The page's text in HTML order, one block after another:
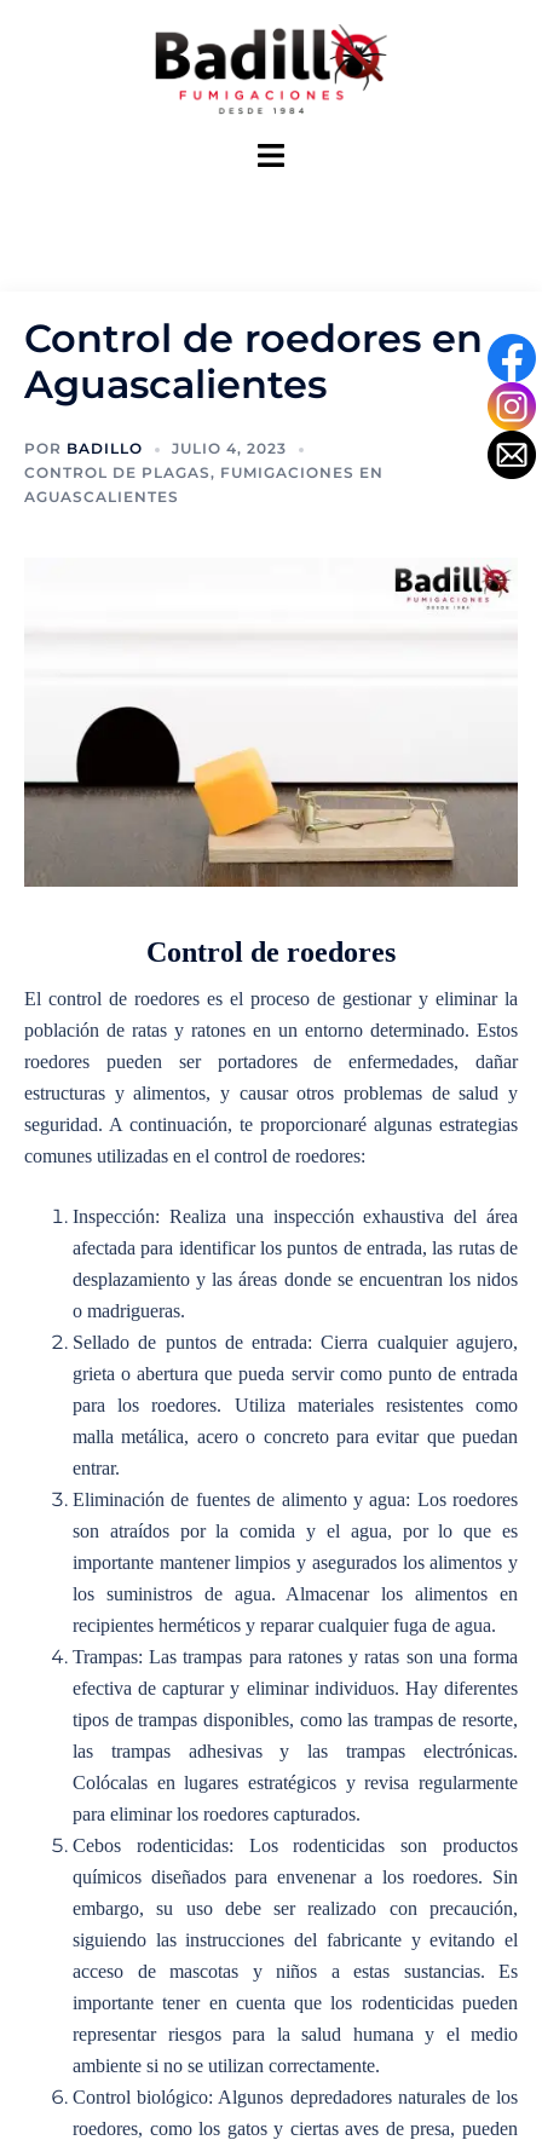
Alternar
Control de roedores en
Aguascalientes
POR BADILLO
JULIO 4, 2023
CONTROL DE PLAGAS, FUMIGACIONES EN
AGUASCALIENTES
Control de roedores
El control de roedores es el proceso de gestionar y eliminar la
población de ratas y ratones en un entorno determinado. Estos
roedores pueden ser portadores de enfermedades, dañar
estructuras y alimentos, y causar otros problemas de salud y
seguridad. A continuación, te proporcionaré algunas estrategias
comunes utilizadas en el control de roedores:
Inspección: Realiza una inspección exhaustiva del área
afectada para identificar los puntos de entrada, las rutas de
desplazamiento y las áreas donde se encuentran los nidos
o madrigueras.
Sellado de puntos de entrada: Cierra cualquier agujero,
grieta o abertura que pueda servir como punto de entrada
para los roedores. Utiliza materiales resistentes como
malla metálica, acero o concreto para evitar que puedan
entrar.
Eliminación de fuentes de alimento y agua: Los roedores
son atraídos por la comida y el agua, por lo que es
importante mantener limpios y asegurados los alimentos y
los suministros de agua. Almacenar los alimentos en
recipientes herméticos y reparar cualquier fuga de agua.
Trampas: Las trampas para ratones y ratas son una forma
efectiva de capturar y eliminar individuos. Hay diferentes
tipos de trampas disponibles, como las trampas de resorte,
las trampas adhesivas y las trampas electrónicas.
Colócalas en lugares estratégicos y revisa regularmente
para eliminar los roedores capturados.
Cebos rodenticidas: Los rodenticidas son productos
químicos diseñados para envenenar a los roedores. Sin
embargo, su uso debe ser realizado con precaución,
siguiendo las instrucciones del fabricante y evitando el
acceso de mascotas y niños a estas sustancias. Es
importante tener en cuenta que los rodenticidas pueden
representar riesgos para la salud humana y el medio
ambiente si no se utilizan correctamente.
Control biológico: Algunos depredadores naturales de los
roedores, como los gatos y ciertas aves de presa, pueden